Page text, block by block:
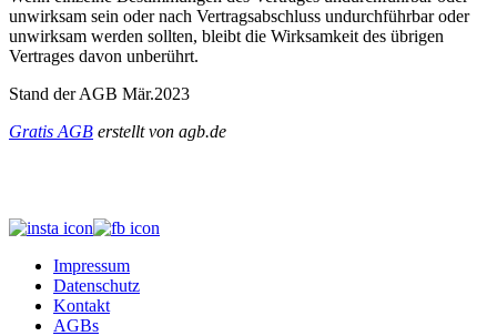
unwirksam sein oder nach Vertragsabschluss undurchführbar oder
unwirksam werden sollten, bleibt die Wirksamkeit des übrigen
Vertrages davon unberührt.
Stand der AGB Mär.2023
Gratis AGB erstellt von agb.de
Impressum
Datenschutz
Kontakt
AGBs